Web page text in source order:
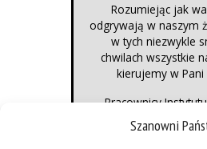
Szanowni
Rozumiejąc jak
odgrywają w naszym
w tych niezwykle
chwilach wszystkie
kierujemy w Pani
Pracownicy
Materiałowej